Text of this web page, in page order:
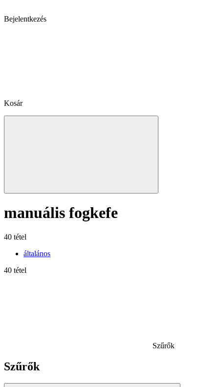
Bejelentkezés
Kosár
manuális fogkefe
40 tétel
általános
40 tétel
Szűrők
Szűrők